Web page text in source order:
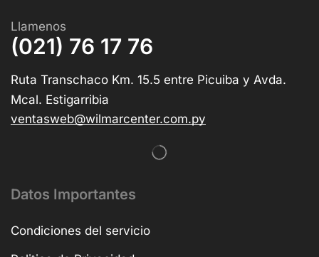
Llamenos
(021) 76 17 76
Ruta Transchaco Km. 15.5 entre Picuiba y Avda.
Mcal. Estigarribia
ventasweb@wilmarcenter.com.py
Datos Importantes
Condiciones del servicio